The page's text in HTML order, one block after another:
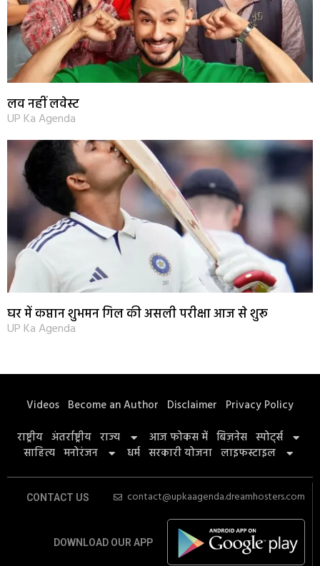
लव नहीं लवेस्ट
UP Ka Agenda
घर में कप्तान शुभमन गिल की असली परीक्षा आज से शुरू
UP Ka Agenda
Videos Become an Author Disclaimer Privacy Policy
राष्ट्रीय अंतर्राष्ट्रीय राज्य आज फोकस में बिज़नेस स्पोर्ट्स
साहित्य मनोरंजन धर्म सरकारी योजना लाइफस्टाइल
CONTACT US contact@upkaagenda.dreamhosters.com
DOWNLOAD OUR APP